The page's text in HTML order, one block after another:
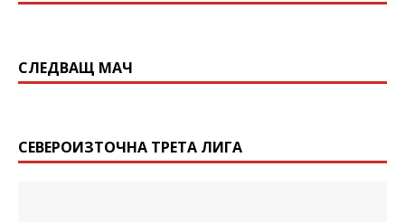
СЛЕДВАЩ МАЧ
СЕВЕРОИЗТОЧНА ТРЕТА ЛИГА